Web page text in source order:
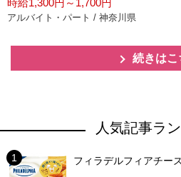
アルバイト・パート / 神奈川県
続きはこ
人気記事ラ
フィラデルフィアチー